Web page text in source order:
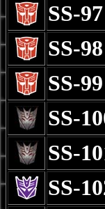
SS-
SS-
SS-
SS-
SS-
SS-